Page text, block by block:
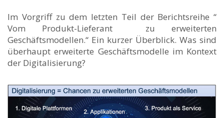
Im Vorgriff zu dem letzten Teil der Berichtsreihe “
Vom Produkt-Lieferant zu erweiterten
Geschäftsmodellen.“ Ein kurzer Überblick. Was sind
überhaupt erweiterte Geschäftsmodelle im Kontext
der Digitalisierung?